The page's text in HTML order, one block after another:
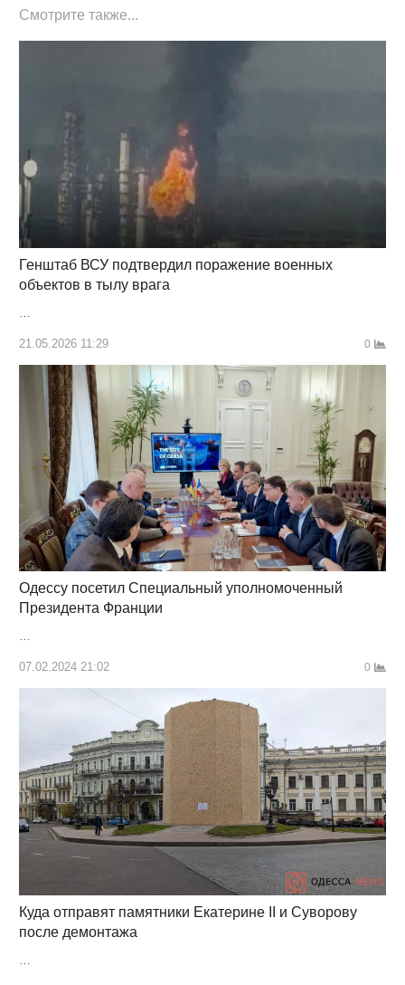
Смотрите также...
Генштаб ВСУ подтвердил поражение военных
объектов в тылу врага
21.05.2026 11:29 0
Одессу посетил Специальный уполномоченный
Президента Франции
…
07.02.2024 21:02 0
Куда отправят памятники Екатерине II и Суворову
после демонтажа